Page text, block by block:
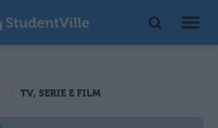
TV, SERIE E FILM